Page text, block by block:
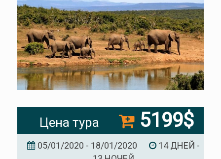
Цена тура 5199$
05/01/2020 - 18/01/2020
14 ДНЕЙ -